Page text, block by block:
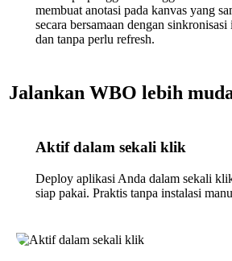
membuat anotasi pada kanvas yang
secara bersamaan dengan sinkronisasi
dan tanpa perlu refresh.
Jalankan WBO lebih
Aktif dalam sekali klik
Deploy aplikasi Anda dalam sekali
siap pakai. Praktis tanpa instalasi